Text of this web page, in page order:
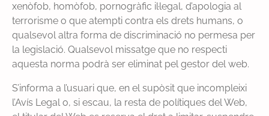
xenòfob, homòfob, pornogràfic il·legal, d’apologia al
terrorisme o que atempti contra els drets humans, o
qualsevol altra forma de discriminació no permesa per
la legislació. Qualsevol missatge que no respecti
aquesta norma podrà ser eliminat pel gestor del web.
S’informa a l’usuari que, en el supòsit que incompleixi
l’Avís Legal o, si escau, la resta de polítiques del Web,